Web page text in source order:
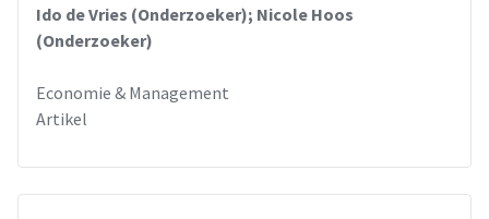
Ido de Vries (Onderzoeker); Nicole Hoos
(Onderzoeker)
Economie & Management
Artikel